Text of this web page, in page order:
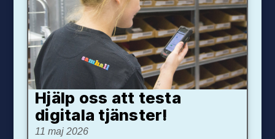
Hjälp oss att testa
digitala tjänster!
11 maj 2026